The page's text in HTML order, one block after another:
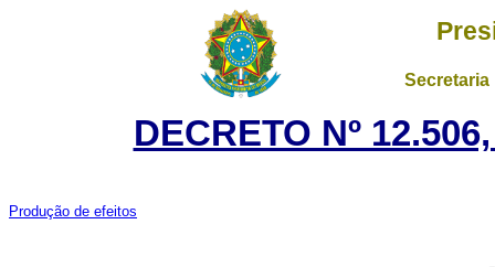
DECRETO Nº
Produção de efeitos